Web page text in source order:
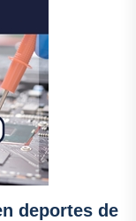
deportes de